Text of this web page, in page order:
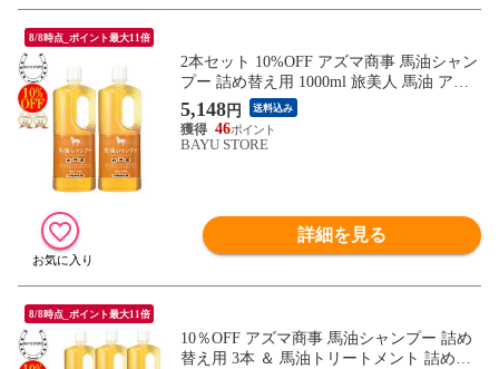
8/8時点_ポイント最大11倍
2本セット 10%OFF アズマ商事 馬油シャン
プー 詰め替え用 1000ml 旅美人 馬油 アズ
マ商事 ばゆ ばーゆ シャンプー アズマ商事
シャンプー 詰替 旅美人馬油シャンプー 旅
美人シャンプー バーユ 馬油 アズマ商事馬
5,148円 送料込み
46
BAYU STORE
詳細を見る
8/8時点_ポイント最大11倍
10％OFF アズマ商事 馬油シャンプー 詰め
替え用 3本 ＆ 馬油トリートメント 詰め替